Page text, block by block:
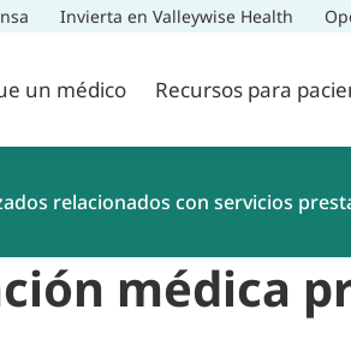
Invierta en Valleywise Health
un médico Recursos para
relacionados con servicios
médica